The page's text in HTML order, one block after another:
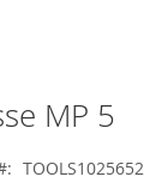
MP 5
TOOLS1025652